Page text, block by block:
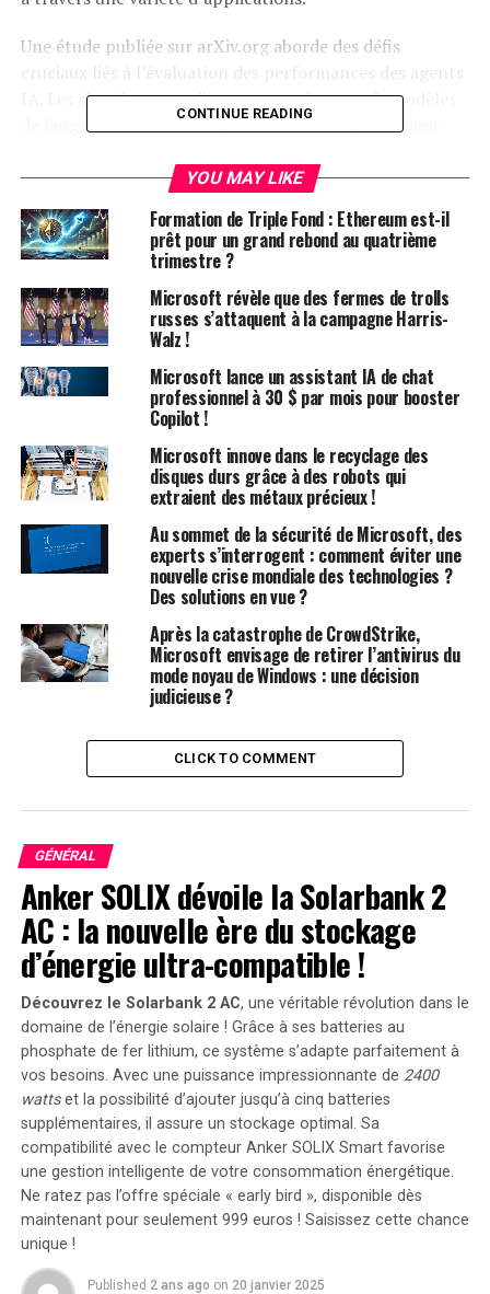
Une étude publiée sur arXiv.org aborde des défis
cruciaux liés à l’évaluation des performances des agents
IA. Les chercheurs soulignent que « les grands modèles
de langage montrent un potentiel remarquable pour
productivité humaine et l’accessibilité des logiciels dans
des tâches multimodales nécessitant planification et
raisonnement. Cependant, mesurer les performances
des agents dans des environnements réalistes reste un
défi. »
Windows Agent Arena : Un terrain de jeu virtuel pour
Le Windows Agent Arena offre un environnement de
test reproductible où les agents IA interagissent avec
des applications Windows courantes, des navigateurs
web et des outils système, imitant ainsi les expériences
des utilisateurs humains. La plateforme comprend plus
de 150 tâches variées, allant de l’édition de documents à
la navigation sur le web, en passant par la
programmation et la configuration système.
Une des innovations clés du WAA est sa capacité à
paralléliser les tests sur plusieurs machines virtuelles
dans le cloud Azure de Microsoft. « Notre benchmark
Azure pour une évaluation complète en seulement 20
minutes », indique le document. Cela accélère
prendre plusieurs jours.
Navi : Le nouvel agent IA de Microsoft s’attaque à des
tâches de niveau humain
Pour démontrer les capacités de la plateforme,
Microsoft a présenté un nouvel agent IA multimodal
nommé Navi. Lors des tests, Navi a obtenu un taux de
réussite de 19,5 % sur les tâches WAA, contre 74,5 %
pour des humains non assistés. Ces résultats mettent en
lumière à la fois les progrès réalisés et les défis qui
subsistent dans le développement d’une IA capable
d’égaler les compétences humaines en matière
d’utilisation d’ordinateurs.
Rogerio Bonatti, auteur principal de l’étude, a déclaré : «
Windows Agent Arena offre un environnement réaliste
et complet pour repousser les limites des agents IA. En
CONTINUE READING
YOU MAY LIKE
Formation de Triple Fond : Ethereum est-il
prêt pour un grand rebond au quatrième
trimestre ?
Microsoft révèle que des fermes de trolls
russes s’attaquent à la campagne Harris-
Walz !
Microsoft lance un assistant IA de chat
professionnel à 30 $ par mois pour booster
Copilot !
Microsoft innove dans le recyclage des
disques durs grâce à des robots qui
extraient des métaux précieux !
Au sommet de la sécurité de Microsoft, des
experts s’interrogent : comment éviter une
nouvelle crise mondiale des technologies ?
Des solutions en vue ?
Après la catastrophe de CrowdStrike,
Microsoft envisage de retirer l’antivirus du
mode noyau de Windows : une décision
judicieuse ?
CLICK TO COMMENT
GÉNÉRAL
Anker SOLIX dévoile la Solarbank 2
AC : la nouvelle ère du stockage
d’énergie ultra-compatible !
Découvrez le Solarbank 2 AC, une véritable révolution dans le
domaine de l’énergie solaire ! Grâce à ses batteries au
phosphate de fer lithium, ce système s’adapte parfaitement à
vos besoins. Avec une puissance impressionnante de 2400
wattset la possibilité d’ajouter jusqu’à cinq batteries
supplémentaires, il assure un stockage optimal. Sa
compatibilité avec le compteur Anker SOLIX Smart favorise
une gestion intelligente de votre consommation énergétique.
Ne ratez pas l’offre spéciale « early bird », disponible dès
maintenant pour seulement 999 euros ! Saisissez cette chance
unique !
Published 2 ans ago on 20 janvier 2025